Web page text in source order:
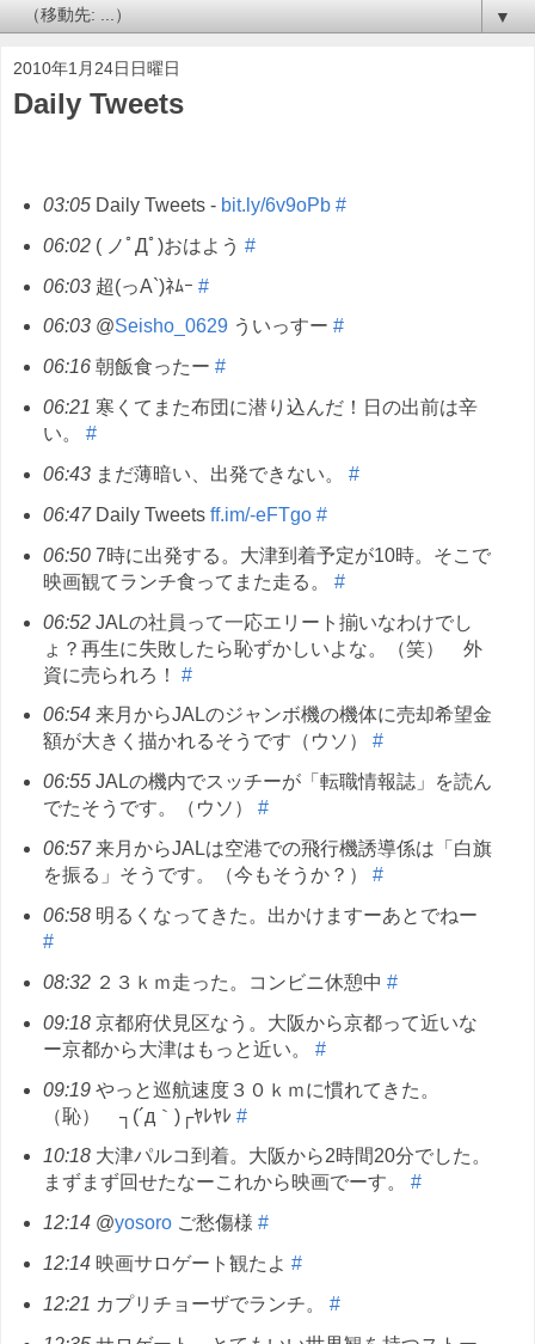
▼
2010年1月24日日曜日
Daily Tweets
03:05Daily Tweets - bit.ly/6v9oPb #
06:02( ノﾟДﾟ)おはよう #
06:03超(っA`)ﾈﾑｰ #
06:03@Seisho_0629ういっすー #
06:16朝飯食ったー #
06:21 寒くてまた布団に潜り込んだ！日の出前は辛
い。 #
06:43まだ薄暗い、出発できない。 #
06:47Daily Tweets ff.im/-eFTgo #
06:507時に出発する。大津到着予定が10時。そこで
映画観てランチ食ってまた走る。 #
06:52JALの社員って一応エリート揃いなわけでし
ょ？再生に失敗したら恥ずかしいよな。（笑） 外
資に売られろ！ #
06:54来月からJALのジャンボ機の機体に売却希望金
額が大きく描かれるそうです（ウソ） #
06:55JALの機内でスッチーが「転職情報誌」を読ん
でたそうです。（ウソ） #
06:57来月からJALは空港での飛行機誘導係は「白旗
を振る」そうです。（今もそうか？） #
06:58明るくなってきた。出かけますーあとでねー
#
08:32２３ｋｍ走った。コンビニ休憩中 #
09:18京都府伏見区なう。大阪から京都って近いな
ー京都から大津はもっと近い。 #
09:19やっと巡航速度３０ｋｍに慣れてきた。
（恥） ┐(´д｀)┌ﾔﾚﾔﾚ #
10:18大津パルコ到着。大阪から2時間20分でした。
まずまず回せたなーこれから映画でーす。 #
12:14@yosoroご愁傷様 #
12:14映画サロゲート観たよ #
12:21 カプリチョーザでランチ。 #